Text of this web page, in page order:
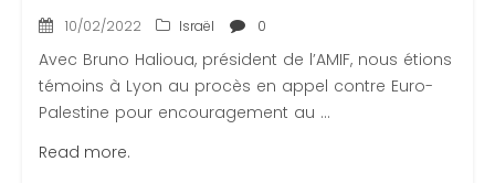
10/02/2022 Israël 0
Avec Bruno Halioua, président de l’AMIF, nous étions
témoins à Lyon au procès en appel contre Euro-
Palestine pour encouragement au ...
Read more.